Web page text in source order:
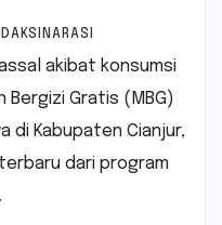
akibat konsumsi
Bergizi Gratis (MBG)
di Kabupaten Cianjur,
dari program